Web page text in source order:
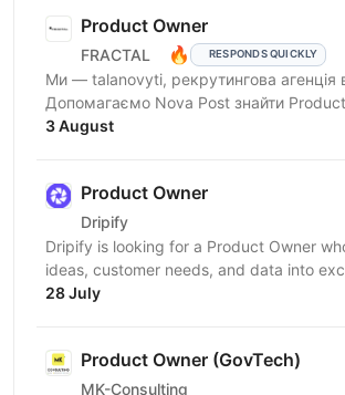
Product Owner
FRACTAL 🔥 RESPONDS QUICKLY
Ми — talanovyti, рекрутингова агенція
Допомагаємо Nova Post знайти
напрямок цифрового асистента у
3 August
Product Owner
Drіріfy
Dripify is looking for a Product Owner
ideas, customer needs, and data into
experiences. You’ll do discovery, define...
28 July
Product Owner (GovTech)
MK-Consulting